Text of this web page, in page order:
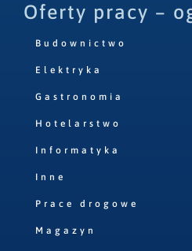
Oferty pracy –
Budownictwo
Elektryka
Gastronomia
Hotelarstwo
Informatyka
Inne
Prace drogowe
Magazyn